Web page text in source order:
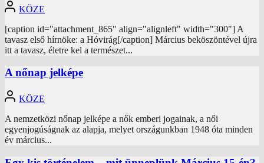
KÖZE
[caption id="attachment_865" align="alignleft" width="300"] A
tavasz első hírnöke: a Hóvirág[/caption] Március beköszöntével újra
itt a tavasz, életre kel a természet...
A nőnap jelképe
KÖZE
A nemzetközi nőnap jelképe a nők emberi jogainak, a női
egyenjogúságnak az alapja, melyet országunkban 1948 óta minden
év március...